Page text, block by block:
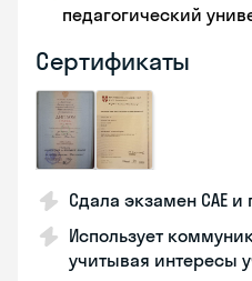
педагогический
Сертификаты
Сдала экзамен CAE
Использует
учитывая интересы